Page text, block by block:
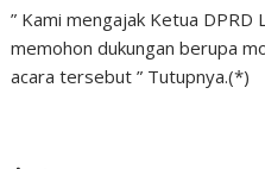
” Kami mengajak Ketua
memohon dukungan berupa
acara tersebut ” Tutupnya.(*)